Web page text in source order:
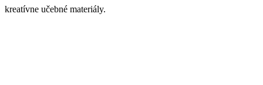
kreatívne učebné materiály.